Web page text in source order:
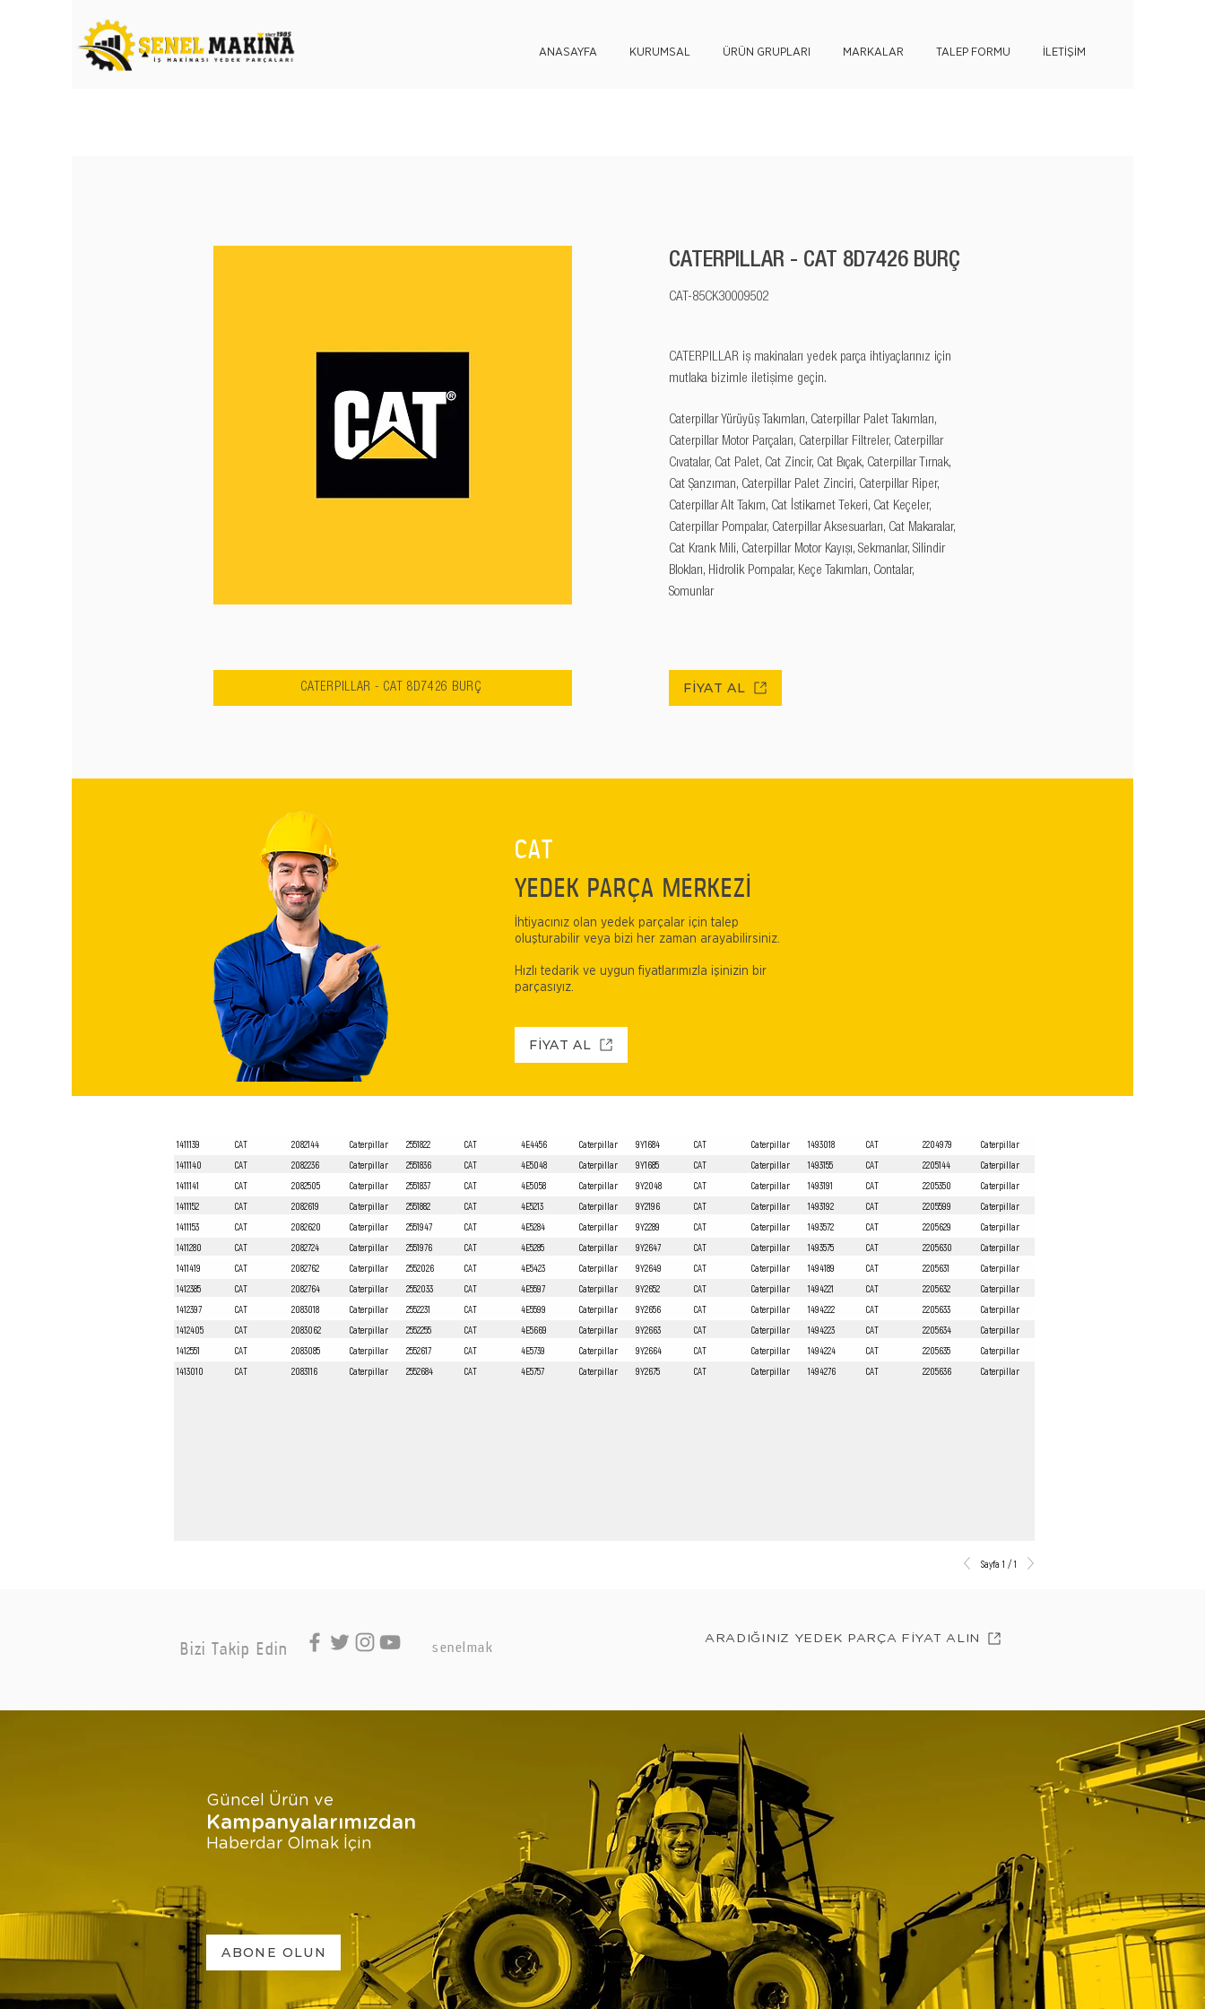
ANASAYFA KURUMSAL ÜRÜN GRUPLARI MARKALAR TALEP FORMU İLETİŞİM
CATERPILLAR - CAT 8D7426 BURÇ
CATERPILLAR - CAT 8D7426 BURÇ
CAT-85CK30009502
CATERPILLAR iş makinaları yedek parça ihtiyaçlarınız için
mutlaka bizimle iletişime geçin.
Caterpillar Yürüyüş Takımları, Caterpillar Palet Takımları,
Caterpillar Motor Parçaları, Caterpillar Filtreler, Caterpillar
Cıvatalar, Cat Palet, Cat Zincir, Cat Bıçak, Caterpillar Tırnak,
Cat Şanzıman, Caterpillar Palet Zinciri, Caterpillar Riper,
Caterpillar Alt Takım, Cat İstikamet Tekeri, Cat Keçeler,
Caterpillar Pompalar, Caterpillar Aksesuarları, Cat Makaralar,
Cat Krank Mili, Caterpillar Motor Kayışı, Sekmanlar, Silindir
Blokları, Hidrolik Pompalar, Keçe Takımları, Contalar,
Somunlar
FİYAT AL
CAT
YEDEK PARÇA MERKEZİ
İhtiyacınız olan yedek parçalar için talep
oluşturabilir veya bizi her zaman arayabilirsiniz.
Hızlı tedarik ve uygun fiyatlarımızla işinizin bir
parçasıyız.
FİYAT AL
1411139 CAT 2082144 Caterpillar 2551822 CAT 4E4456 Caterpillar 9Y1684 CAT Caterpillar 1493018 CAT 2204979
Caterpillar
1411140
CAT 2082236 Caterpillar 2551836 CAT 4E5048 Caterpillar 9Y1685 CAT Caterpillar 1493155 CAT 2205144
Caterpillar
1411141
CAT 2082505 Caterpillar 2551837 CAT 4E5058 Caterpillar 9Y2048 CAT Caterpillar 1493191 CAT 2205350
Caterpillar
1411152
CAT 2082619 Caterpillar 2551882 CAT 4E5213 Caterpillar 9Y2196 CAT Caterpillar 1493192 CAT 2205599
Caterpillar
1411153
CAT 2082620 Caterpillar 2551947 CAT 4E5284 Caterpillar 9Y2289 CAT Caterpillar 1493572 CAT 2205629
Caterpillar
1411280
CAT 2082724 Caterpillar 2551976 CAT 4E5285 Caterpillar 9Y2647 CAT Caterpillar 1493575 CAT 2205630
Caterpillar
1411419
CAT 2082762 Caterpillar 2552026 CAT 4E5423 Caterpillar 9Y2649 CAT Caterpillar 1494189 CAT 2205631
Caterpillar
1412385
CAT 2082764 Caterpillar 2552033 CAT 4E5597 Caterpillar 9Y2652 CAT Caterpillar 1494221 CAT 2205632
Caterpillar
1412397
CAT 2083018 Caterpillar 2552231 CAT 4E5599 Caterpillar 9Y2656 CAT Caterpillar 1494222 CAT 2205633
Caterpillar
1412405
CAT 2083062 Caterpillar 2552255 CAT 4E5669 Caterpillar 9Y2663 CAT Caterpillar 1494223 CAT 2205634
Caterpillar
1412551
CAT 2083085 Caterpillar 2552617 CAT 4E5739 Caterpillar 9Y2664 CAT Caterpillar 1494224 CAT 2205635
Caterpillar
1413010
CAT 2083116 Caterpillar 2552684 CAT 4E5757 Caterpillar 9Y2675 CAT Caterpillar 1494276 CAT 2205636 Caterpillar
Sayfa 1 / 1
Bizi Takip Edin senelmak ARADIĞINIZ YEDEK PARÇA FİYAT ALIN
Güncel Ürün ve
Kampanyalarımızdan
Haberdar Olmak İçin
ABONE OLUN